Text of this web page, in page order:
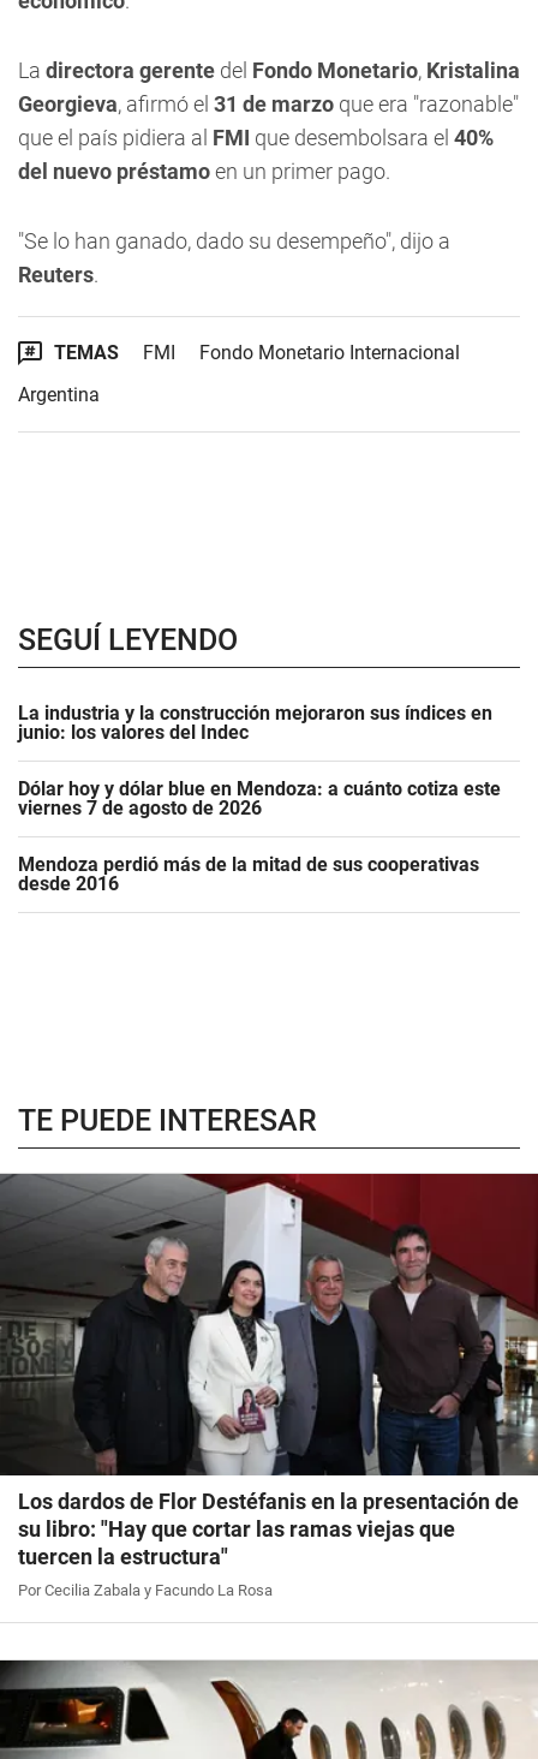
La directora gerente del Fondo Monetario, Kristalina
Georgieva, afirmó el 31 de marzo que era "razonable"
que el país pidiera al FMI que desembolsara el 40%
del nuevo préstamoen un primer pago.
"Se lo han ganado, dado su desempeño", dijo a
Reuters.
TEMAS FMI
Fondo Monetario Internacional
Argentina
SEGUÍ LEYENDO
La industria y la construcción mejoraron sus índices en
junio: los valores del Indec
Dólar hoy y dólar blue en Mendoza: a cuánto cotiza este
viernes 7 de agosto de 2026
Mendoza perdió más de la mitad de sus cooperativas
desde 2016
TE PUEDE INTERESAR
Los dardos de Flor Destéfanis en la presentación de
su libro: "Hay que cortar las ramas viejas que
tuercen la estructura"
Por Cecilia Zabala y Facundo La Rosa